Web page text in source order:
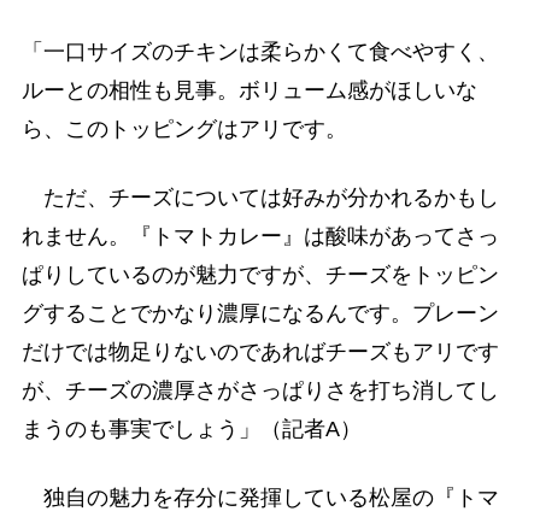
「一口サイズのチキンは柔らかくて食べやすく、
ルーとの相性も見事。ボリューム感がほしいな
ら、このトッピングはアリです。
ただ、チーズについては好みが分かれるかもし
れません。『トマトカレー』は酸味があってさっ
ぱりしているのが魅力ですが、チーズをトッピン
グすることでかなり濃厚になるんです。プレーン
だけでは物足りないのであればチーズもアリです
が、チーズの濃厚さがさっぱりさを打ち消してし
まうのも事実でしょう」（記者A）
独自の魅力を存分に発揮している松屋の『トマ